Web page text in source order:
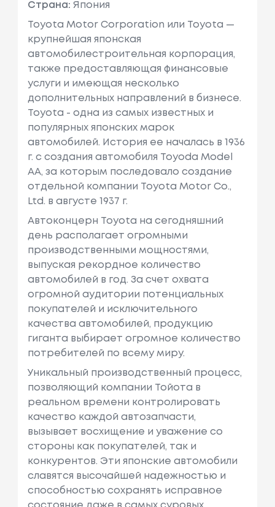
Страна: Япония
Toyota Motor Corporation или Toyota —
крупнейшая японская
автомобилестроительная корпорация,
также предоставляющая финансовые
услуги и имеющая несколько
дополнительных направлений в бизнесе.
Toyota - одна из самых известных и
популярных японских марок
автомобилей. История ее началась в 1936
г. с создания автомобиля Toyoda Model
AA, за которым последовало создание
отдельной компании Toyota Motor Co.,
Ltd. в августе 1937 г.
Автоконцерн Toyota на сегодняшний
день располагает огромными
производственными мощностями,
выпуская рекордное количество
автомобилей в год. За счет охвата
огромной аудитории потенциальных
покупателей и исключительного
качества автомобилей, продукцию
гиганта выбирает огромное количество
потребителей по всему миру.
Уникальный производственный процесс,
позволяющий компании Тойота в
реальном времени контролировать
качество каждой автозапчасти,
вызывает восхищение и уважение со
стороны как покупателей, так и
конкурентов. Эти японские автомобили
славятся высочайшей надежностью и
способностью сохранять исправное